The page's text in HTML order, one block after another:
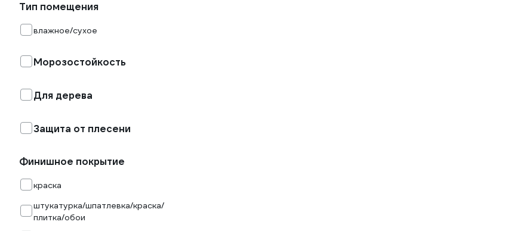
Тип помещения
влажное/сухое
Морозостойкость
Для дерева
Защита от плесени
Финишное покрытие
краска
штукатурка/шпатлевка/краска/
плитка/обои